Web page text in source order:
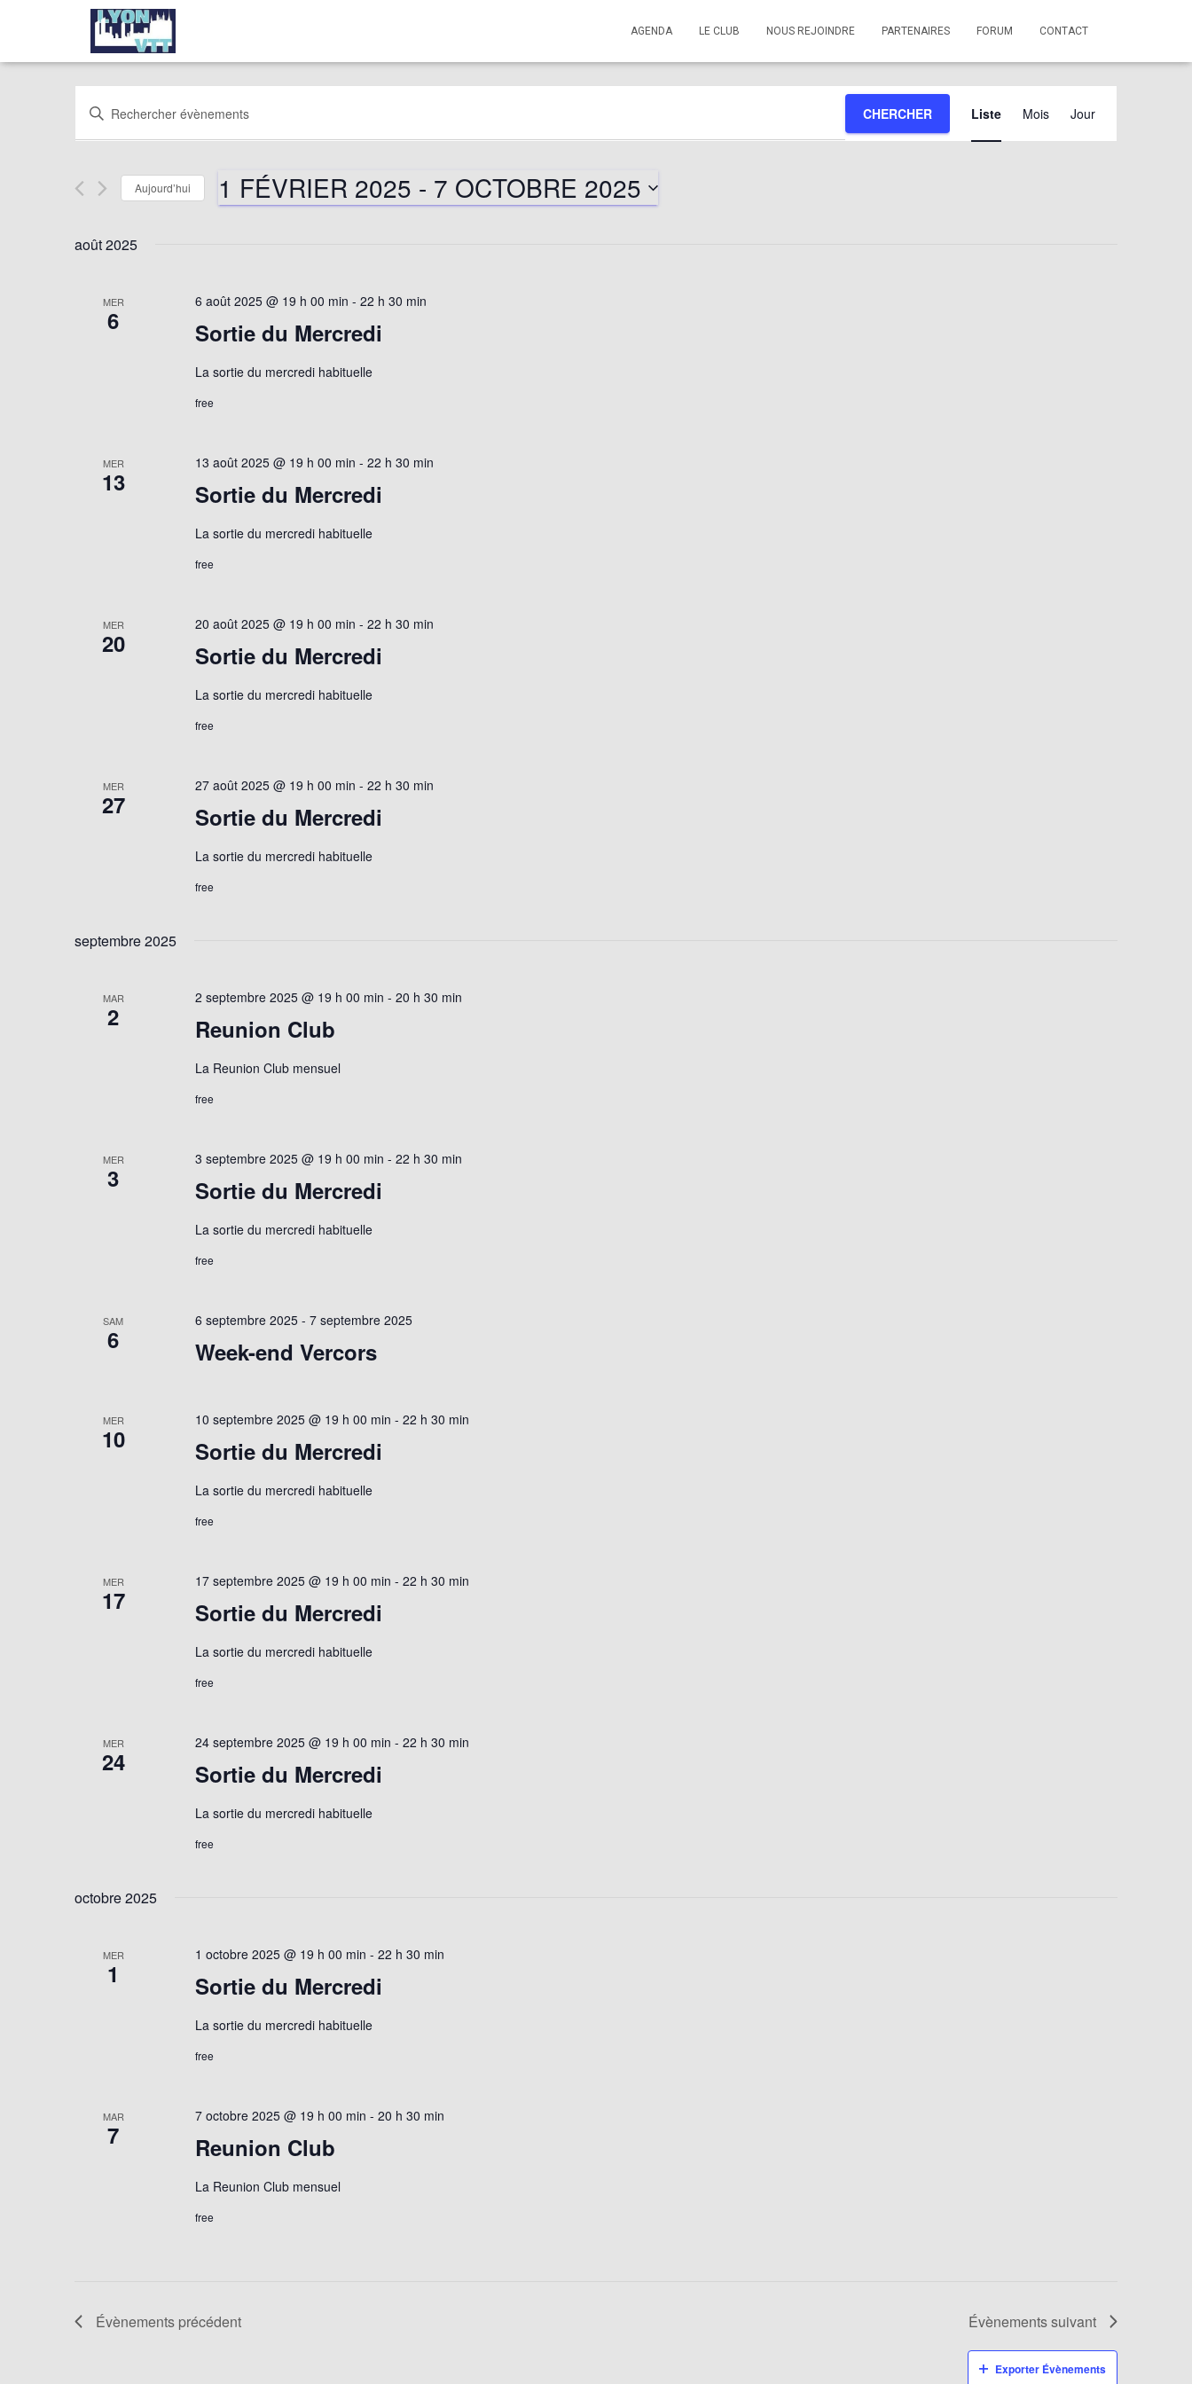
AGENDA LE CLUB NOUS REJOINDRE PARTENAIRES FORUM CONTACT
Recherche
navigation
vues
Évènements
Saisir
mot-
clé.
Évènements
clé.
CHERCHER
Navigation
de
Liste Mois Jour
Aujourd’hui 1 FÉVRIER 2025 - 7 OCTOBRE 2025
août 2025
MER
6
6 août 2025 @ 19 h 00 min - 22 h 30 min
Sortie du Mercredi
La sortie du mercredi habituelle
free
MER
13
13 août 2025 @ 19 h 00 min - 22 h 30 min
Sortie du Mercredi
La sortie du mercredi habituelle
free
MER
20
20 août 2025 @ 19 h 00 min - 22 h 30 min
Sortie du Mercredi
La sortie du mercredi habituelle
free
MER
27
27 août 2025 @ 19 h 00 min - 22 h 30 min
Sortie du Mercredi
La sortie du mercredi habituelle
free
septembre 2025
MAR
2
2 septembre 2025 @ 19 h 00 min - 20 h 30 min
Reunion Club
La Reunion Club mensuel
free
MER
3
3 septembre 2025 @ 19 h 00 min - 22 h 30 min
Sortie du Mercredi
La sortie du mercredi habituelle
free
SAM
6
6 septembre 2025- 7 septembre 2025
Week-end Vercors
MER
10
10 septembre 2025 @ 19 h 00 min - 22 h 30 min
Sortie du Mercredi
La sortie du mercredi habituelle
free
MER
17
17 septembre 2025 @ 19 h 00 min - 22 h 30 min
Sortie du Mercredi
La sortie du mercredi habituelle
free
MER
24
24 septembre 2025 @ 19 h 00 min - 22 h 30 min
Sortie du Mercredi
La sortie du mercredi habituelle
free
octobre 2025
MER
1
1 octobre 2025 @ 19 h 00 min - 22 h 30 min
Sortie du Mercredi
La sortie du mercredi habituelle
free
MAR
7
7 octobre 2025 @ 19 h 00 min - 20 h 30 min
Reunion Club
La Reunion Club mensuel
free
Évènements précédent Évènementssuivant
Exporter Évènements